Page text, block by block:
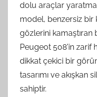
dolu araçlar
model, benzersiz bir
gözlerini kamaştıran
Peugeot 508'in zarif
dikkat çekici bir
tasarımı ve akışkan
sahiptir.